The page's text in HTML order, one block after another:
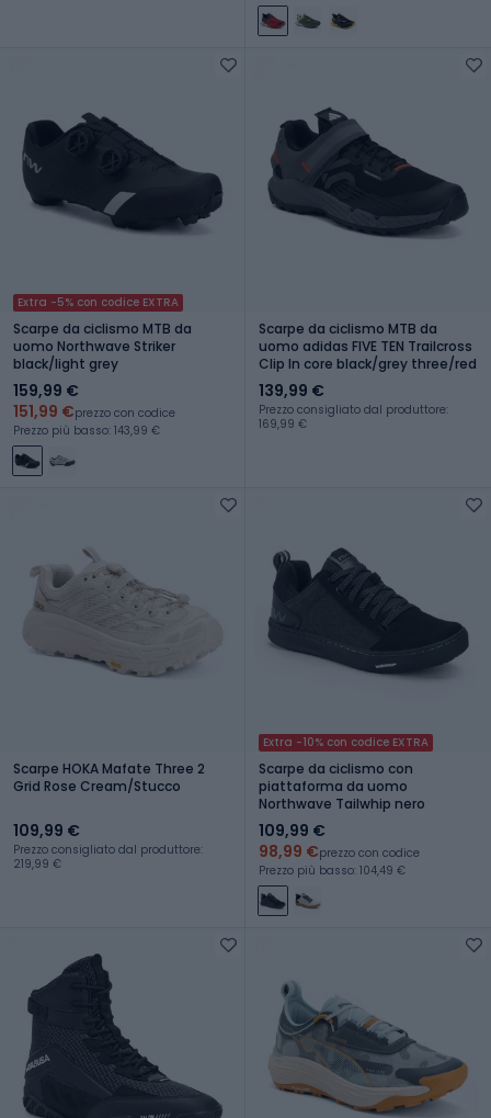
Extra -5% con codice EXTRA
Scarpe da ciclismo MTB da
uomo Northwave Striker
black/light grey
159,99 €
151,99 €prezzo con codice
Prezzo più basso: 143,99 €
Scarpe da ciclismo MTB da
uomo adidas FIVE TEN Trailcross
Clip In core black/grey three/red
139,99 €
Prezzo consigliato dal produttore:
169,99 €
Scarpe HOKA Mafate Three 2
Grid Rose Cream/Stucco
109,99 €
Prezzo consigliato dal produttore:
219,99 €
Extra -10% con codice EXTRA
Scarpe da ciclismo con
piattaforma da uomo
Northwave Tailwhip nero
109,99 €
98,99 €prezzo con codice
Prezzo più basso: 104,49 €